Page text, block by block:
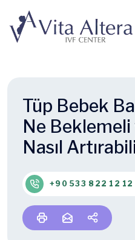
Tüp Bebek
Ne Beklemeli
Nasıl
+90 533 822 12 12